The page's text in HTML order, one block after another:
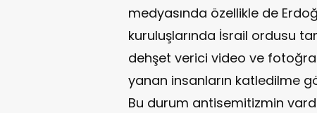
medyasında özellikle de
kuruluşlarında İsrail ordusu
dehşet verici video ve
yanan insanların katledilme
Bu durum antisemitizmin